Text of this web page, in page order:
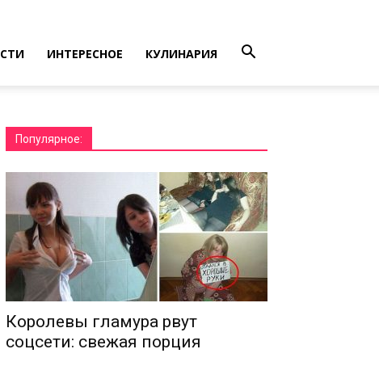
ИНТЕРЕСНОЕ КУЛИНАРИЯ
Популярное:
Королевы гламура рвут
соцсети: свежая порция